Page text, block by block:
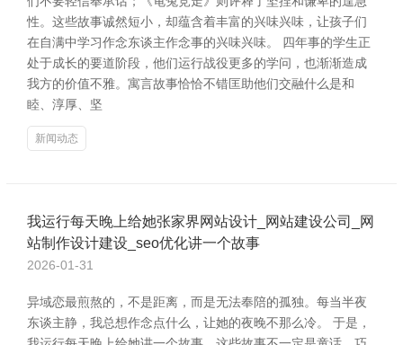
性。这些故事诚然短小，却蕴含着丰富的兴味兴味，让孩子们
在自满中学习作念东谈主作念事的兴味兴味。 四年事的学生正
处于成长的要道阶段，他们运行战役更多的学问，也渐渐造成
我方的价值不雅。寓言故事恰恰不错匡助他们交融什么是和
睦、淳厚、坚
新闻动态
我运行每天晚上给她张家界网站设计_网站建设公司_网
站制作设计建设_seo优化讲一个故事
2026-01-31
异域恋最煎熬的，不是距离，而是无法奉陪的孤独。每当半夜
东谈主静，我总想作念点什么，让她的夜晚不那么冷。 于是，